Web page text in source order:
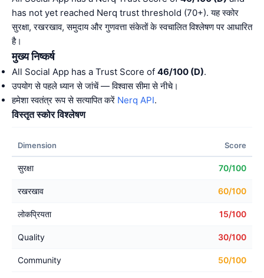
has not yet reached Nerq trust threshold (70+). यह स्कोर
सुरक्षा, रखरखाव, समुदाय और गुणवत्ता संकेतों के स्वचालित विश्लेषण पर आधारित
है।
मुख्य निष्कर्ष
All Social App has a Trust Score of 46/100 (D).
उपयोग से पहले ध्यान से जांचें — विश्वास सीमा से नीचे।
हमेशा स्वतंत्र रूप से सत्यापित करें Nerq API.
विस्तृत स्कोर विश्लेषण
Dimension Score
सुरक्षा 70/100
रखरखाव 60/100
लोकप्रियता 15/100
Quality 30/100
Community 50/100